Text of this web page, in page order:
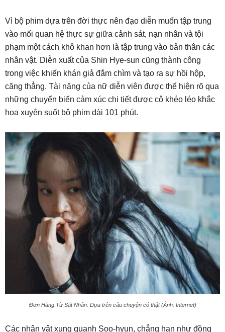
Vì bộ phim dựa trên đời thực nên đạo diễn muốn tập trung
vào mối quan hệ thực sự giữa cảnh sát, nạn nhân và tội
phạm một cách khô khan hơn là tập trung vào bản thân các
nhân vật. Diễn xuất của Shin Hye-sun cũng thành công
trong việc khiến khán giả đắm chìm và tạo ra sự hồi hộp,
căng thẳng. Tài năng của nữ diễn viên được thể hiện rõ qua
những chuyển biến cảm xúc chi tiết được cô khéo léo khắc
họa xuyên suốt bộ phim dài 101 phút.
Đơn Hàng Từ Sát Nhân: Dựa trên câu chuyện có thật (Ảnh: Internet)
Các nhân vật xung quanh Soo-hyun, chẳng hạn như đồng